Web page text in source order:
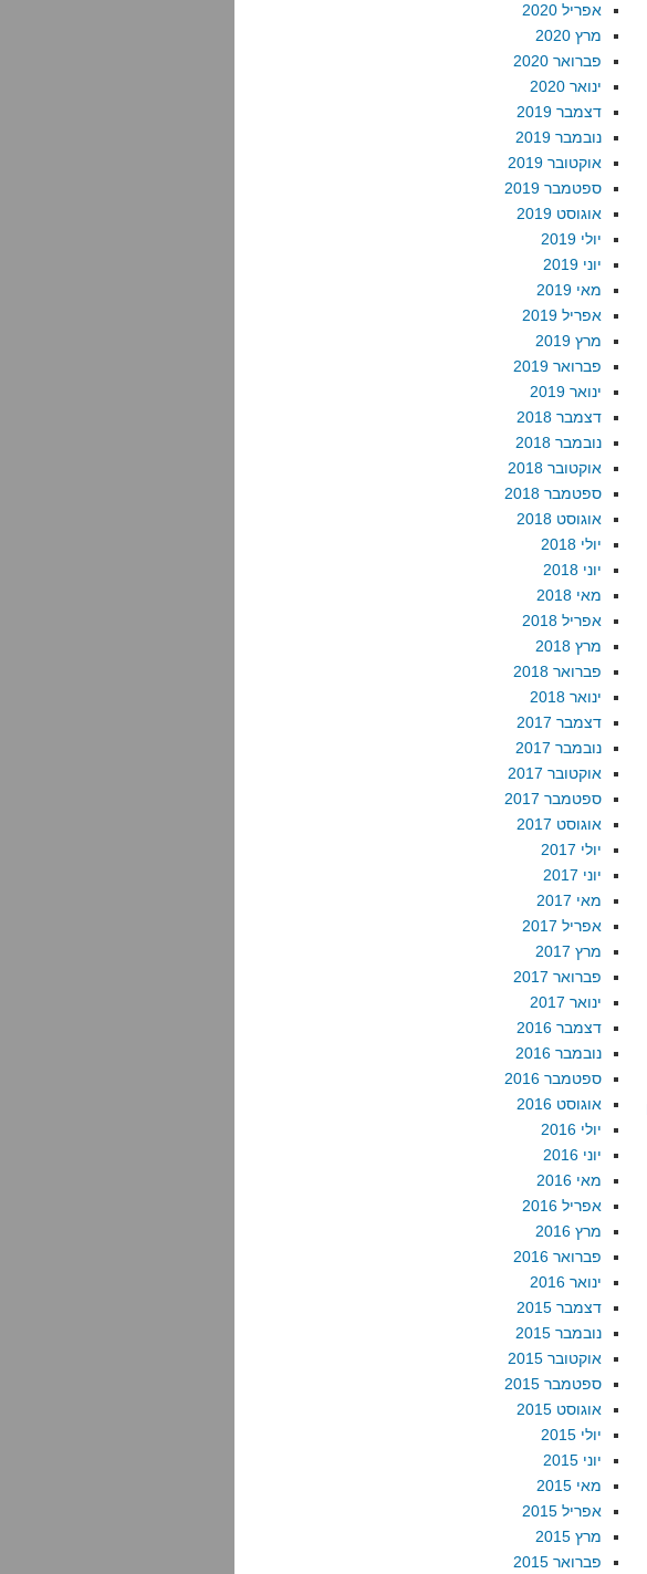
אפריל 2020
מרץ 2020
פברואר 2020
ינואר 2020
דצמבר 2019
נובמבר 2019
אוקטובר 2019
ספטמבר 2019
אוגוסט 2019
יולי 2019
יוני 2019
מאי 2019
אפריל 2019
מרץ 2019
פברואר 2019
ינואר 2019
דצמבר 2018
נובמבר 2018
אוקטובר 2018
ספטמבר 2018
אוגוסט 2018
יולי 2018
יוני 2018
מאי 2018
אפריל 2018
מרץ 2018
פברואר 2018
ינואר 2018
דצמבר 2017
נובמבר 2017
אוקטובר 2017
ספטמבר 2017
אוגוסט 2017
יולי 2017
יוני 2017
מאי 2017
אפריל 2017
מרץ 2017
פברואר 2017
ינואר 2017
דצמבר 2016
נובמבר 2016
ספטמבר 2016
אוגוסט 2016
יולי 2016
יוני 2016
מאי 2016
אפריל 2016
מרץ 2016
פברואר 2016
ינואר 2016
דצמבר 2015
נובמבר 2015
אוקטובר 2015
ספטמבר 2015
אוגוסט 2015
יולי 2015
יוני 2015
מאי 2015
אפריל 2015
מרץ 2015
פברואר 2015